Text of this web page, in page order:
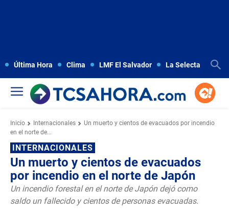
Última Hora Clima LMF El Salvador La Selecta
Inicio Internacionales
Un muerto y cientos de evacuados por incendio
en el norte de...
INTERNACIONALES
Un muerto y cientos de evacuados
por incendio en el norte de Japón
Un incendio forestal en el norte de Japón dejó como
saldo un fallecido y cientos de personas evacuadas.